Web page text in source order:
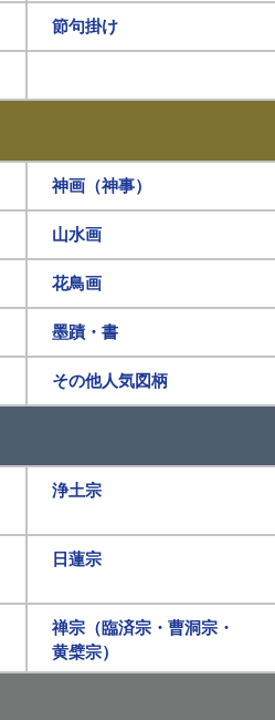
節句掛け
神画（神事）
山水画
花鳥画
墨蹟・書
その他人気図柄
浄土宗
日蓮宗
禅宗（臨済宗・曹洞宗・
黄檗宗）